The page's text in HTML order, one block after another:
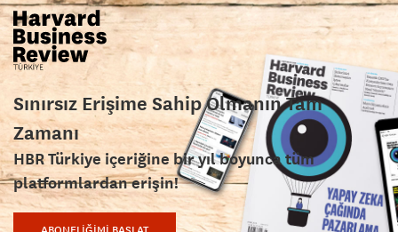
Sınırsız Erişime Sahip Olmanın Tam
Zamanı
HBR Türkiye içeriğine bir yıl boyunca tüm
platformlardan erişin!